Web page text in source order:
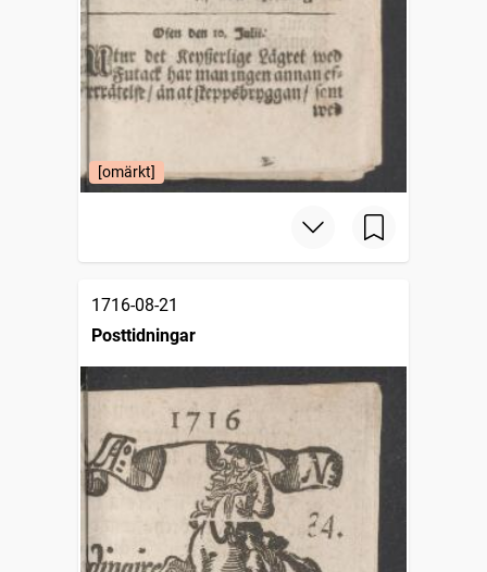
[omärkt]
1716-08-21
Posttidningar